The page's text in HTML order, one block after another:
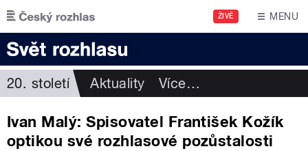
Přejít k hlavnímu obsahu
ŽIVĚ MENU
20. století Aktuality Více…
Ivan Malý: Spisovatel František Kožík
optikou své rozhlasové pozůstalosti